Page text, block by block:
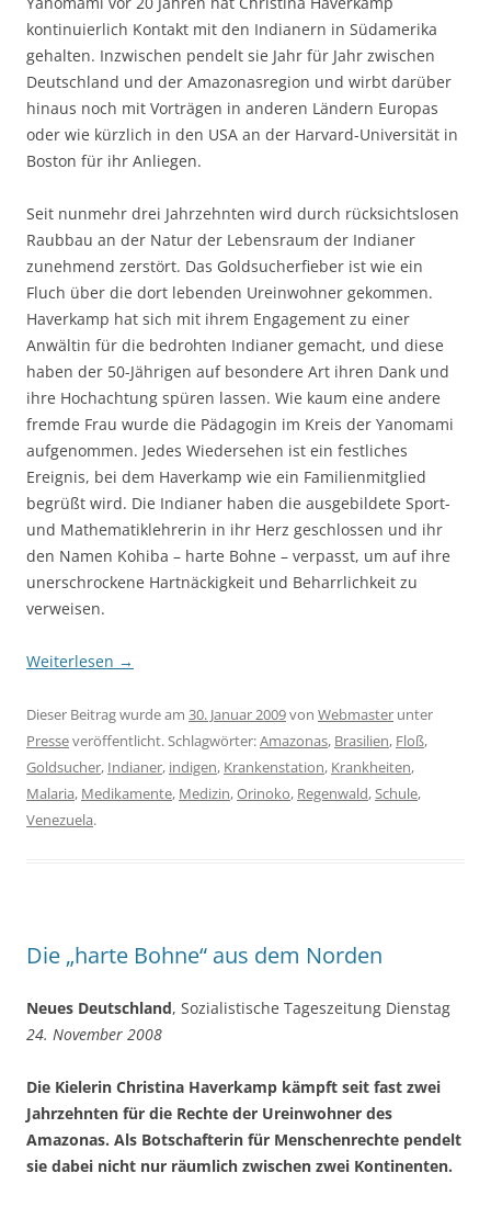
kontinuierlich Kontakt mit den Indianern in Südamerika
gehalten. Inzwischen pendelt sie Jahr für Jahr zwischen
Deutschland und der Amazonasregion und wirbt darüber
hinaus noch mit Vorträgen in anderen Ländern Europas
oder wie kürzlich in den USA an der Harvard-Universität in
Boston für ihr Anliegen.
Seit nunmehr drei Jahrzehnten wird durch rücksichtslosen
Raubbau an der Natur der Lebensraum der Indianer
zunehmend zerstört. Das Goldsucherfieber ist wie ein
Fluch über die dort lebenden Ureinwohner gekommen.
Haverkamp hat sich mit ihrem Engagement zu einer
Anwältin für die bedrohten Indianer gemacht, und diese
haben der 50-Jährigen auf besondere Art ihren Dank und
ihre Hochachtung spüren lassen. Wie kaum eine andere
fremde Frau wurde die Pädagogin im Kreis der Yanomami
aufgenommen. Jedes Wiedersehen ist ein festliches
Ereignis, bei dem Haverkamp wie ein Familienmitglied
begrüßt wird. Die Indianer haben die ausgebildete Sport-
und Mathematiklehrerin in ihr Herz geschlossen und ihr
den Namen Kohiba – harte Bohne – verpasst, um auf ihre
unerschrockene Hartnäckigkeit und Beharrlichkeit zu
verweisen.
Weiterlesen →
Dieser Beitrag wurde am 30. Januar 2009von Webmaster unter
Presseveröffentlicht. Schlagwörter:Amazonas, Brasilien, Floß,
Goldsucher, Indianer, indigen, Krankenstation, Krankheiten,
Malaria, Medikamente, Medizin,Orinoko, Regenwald,Schule,
Venezuela.
Die „harte Bohne“ aus dem Norden
Neues Deutschland, Sozialistische Tageszeitung Dienstag
24. November 2008
Die Kielerin Christina Haverkamp kämpft seit fast zwei
Jahrzehnten für die Rechte der Ureinwohner des
Amazonas. Als Botschafterin für Menschenrechte pendelt
sie dabei nicht nur räumlich zwischen zwei Kontinenten.